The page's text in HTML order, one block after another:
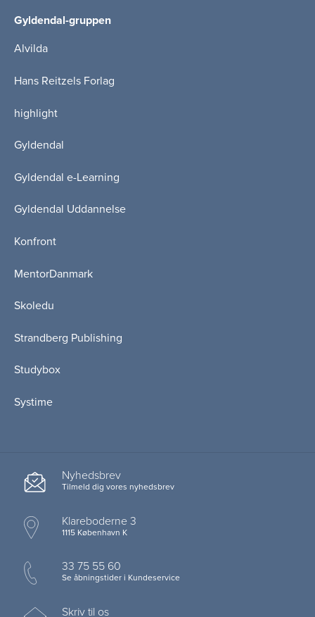
Gyldendal-gruppen
Alvilda
Hans Reitzels Forlag
highlight
Gyldendal
Gyldendal e-Learning
Gyldendal Uddannelse
Konfront
MentorDanmark
Skoledu
Strandberg Publishing
Studybox
Systime
Nyhedsbrev
Tilmeld dig vores nyhedsbrev
Klareboderne 3
1115 København K
33 75 55 60
Se åbningstider i Kundeservice
Skriv til os